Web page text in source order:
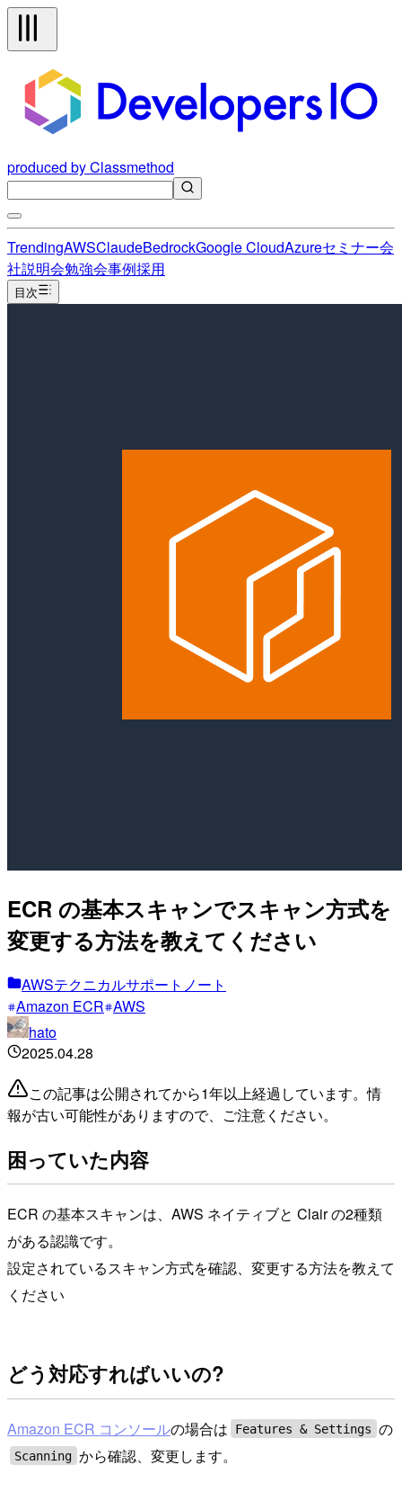
produced by Classmethod
TrendingAWSClaudeBedrockGoogle CloudAzureセミナー会
社説明会勉強会事例採用
目次
ECR の基本スキャンでスキャン方式を
変更する方法を教えてください
AWSテクニカルサポートノート
Amazon ECR AWS
hato
2025.04.28
この記事は公開されてから1年以上経過しています。情
報が古い可能性がありますので、ご注意ください。
困っていた内容
ECR の基本スキャンは、AWS ネイティブと Clair の2種類
がある認識です。
設定されているスキャン方式を確認、変更する方法を教えて
ください
どう対応すればいいの?
Amazon ECR コンソールの場合は Features & Settings の
Scanning から確認、変更します。